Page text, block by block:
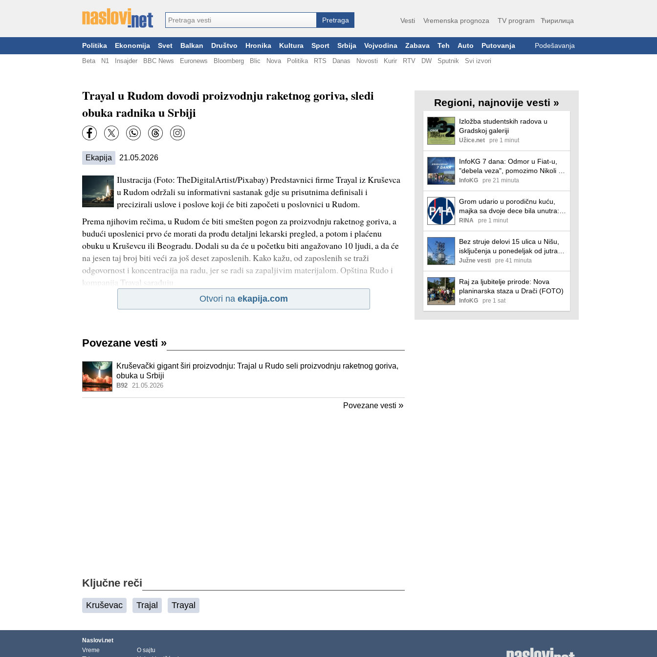
Vesti Vremenska prognoza TV program Ћирилица
Politika Ekonomija Svet Balkan Društvo Hronika Kultura Sport Srbija Vojvodina Zabava Teh Auto Putovanja Podešavanja
Beta N1 Insajder BBC News Euronews Bloomberg Blic Nova Politika RTS Danas Novosti Kurir RTV DW Sputnik Svi izvori
Trayal u Rudom dovodi proizvodnju raketnog goriva, sledi
obuka radnika u Srbiji
Ekapija 21.05.2026
Ilustracija (Foto: TheDigitalArtist/Pixabay) Predstavnici firme Trayal iz Kruševca
u Rudom održali su informativni sastanak gdje su prisutnima definisali i
precizirali uslove i poslove koji će biti započeti u poslovnici u Rudom.
Prema njihovim rečima, u Rudom će biti smešten pogon za proizvodnju raketnog goriva, a
budući uposlenici prvo će morati da prođu detaljni lekarski pregled, a potom i plaćenu
obuku u Kruševcu ili Beogradu. Dodali su da će u početku biti angažovano 10 ljudi, a da će
na jesen taj broj biti veći za još deset zaposlenih. Kako kažu, od zaposlenih se traži
odgovornost i koncentracija na radu, jer se radi sa zapaljivim materijalom. Opština Rudo i
kompanija Trayal sarađuju
Otvori na ekapija.com
Povezane vesti »
Kruševački gigant širi proizvodnju: Trajal u Rudo seli proizvodnju raketnog goriva,
obuka u Srbiji
B92 21.05.2026
Povezane vesti »
Ključne reči
Kruševac Trajal Trayal
Regioni, najnovije vesti »
Izložba studentskih radova u
Gradskoj galeriji
Užice.net pre 1 minut
InfoKG 7 dana: Odmor u Fiat-u,
"debela veza", pomozimo Nikoli i
Lani, stabilno vodosanbdevanje,
EXPO 2027...
InfoKG pre 21 minuta
Grom udario u porodičnu kuću,
majka sa dvoje dece bila unutra:
Požar progutao dom Pavlovića -
sve što su godinama stvarali
nestalo za pola sata (FOTO)
RINA pre 1 minut
Bez struje delovi 15 ulica u Nišu,
isključenja u ponedeljak od jutra
do večeri
Južne vesti pre 41 minuta
Raj za ljubitelje prirode: Nova
planinarska staza u Drači (FOTO)
InfoKG pre 1 sat
Naslovi.net
Vreme
O sajtu